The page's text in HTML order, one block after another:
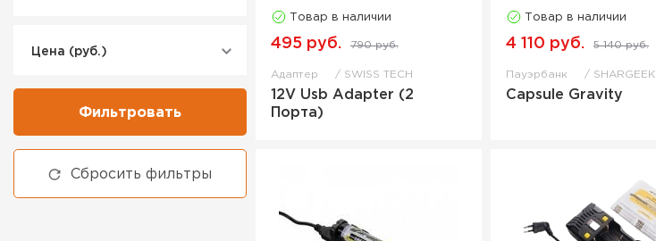
Цена (руб.)
Фильтровать
Сбросить фильтры
Товар в наличии
495 руб. 790 руб.
Адаптер SWISS TECH
12V Usb Adapter (2
Порта)
Товар в наличии
4 110 руб. 5 140 руб.
Пауэрбанк SHARGEEK
Сapsule Gravity